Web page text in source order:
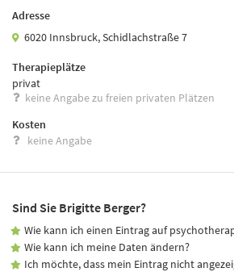
Adresse
6020 Innsbruck, Schidlachstraße 7
Therapieplätze
privat
keine Angabe zu freien privaten Plätzen
Kosten
keine Angabe
Sind Sie Brigitte Berger?
Wie kann ich einen Eintrag auf
Wie kann ich meine Daten ändern?
Ich möchte, dass mein Eintrag nicht